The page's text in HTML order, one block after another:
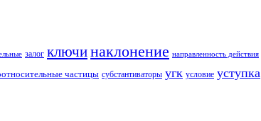
залог ключинаклонение направленность действия
частицы субстантиваторы угк условие уступка